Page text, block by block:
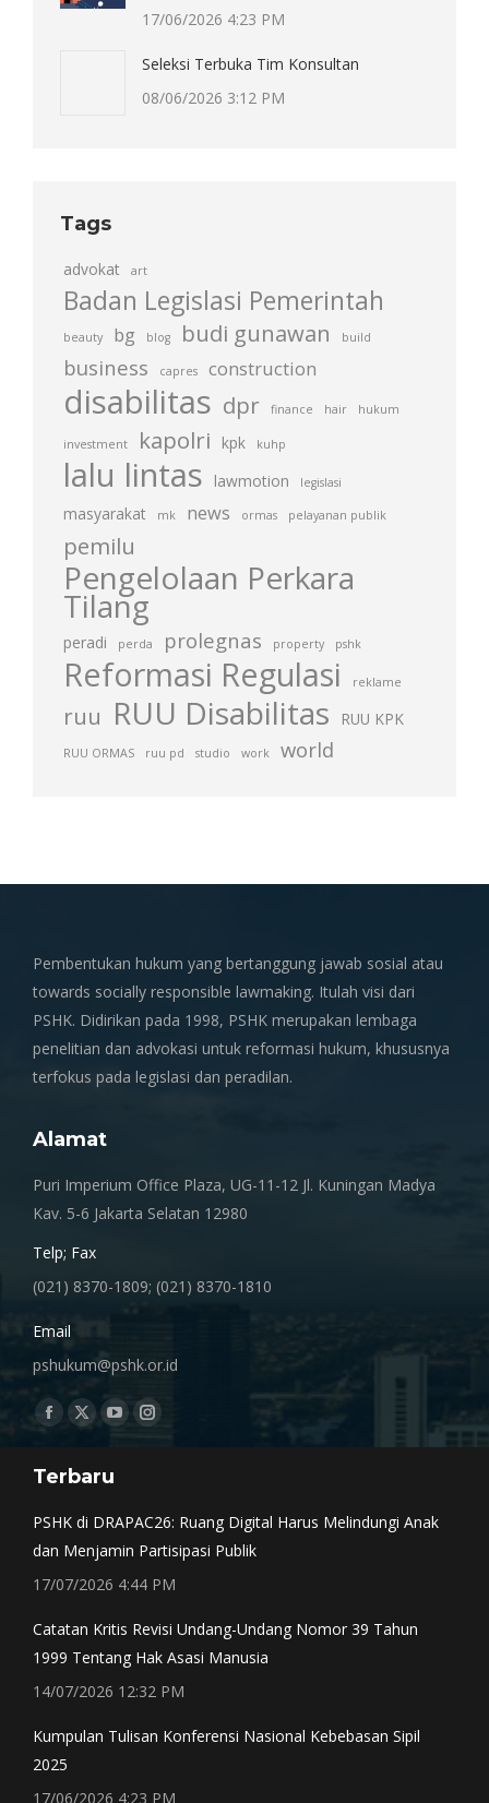
17/06/2026 4:23 PM
Seleksi Terbuka Tim Konsultan
08/06/2026 3:12 PM
Tags
advokat art
Badan Legislasi Pemerintah
beauty bg blog budi gunawan build
business capres construction
disabilitas dpr finance hair hukum
investment kapolri kpk kuhp
lalu lintas lawmotion legislasi
masyarakat mk news ormas pelayanan publik
pemilu
Pengelolaan Perkara
Tilang
peradi perda prolegnas property pshk
Reformasi Regulasi reklame
ruu RUU Disabilitas RUU KPK
RUU ORMAS ruu pd studio work world
Pembentukan hukum yang bertanggung jawab sosial atau
towards socially responsible lawmaking. Itulah visi dari
PSHK. Didirikan pada 1998, PSHK merupakan lembaga
penelitian dan advokasi untuk reformasi hukum, khususnya
terfokus pada legislasi dan peradilan.
Alamat
Puri Imperium Office Plaza, UG-11-12 Jl. Kuningan Madya
Kav. 5-6 Jakarta Selatan 12980
Telp; Fax
(021) 8370-1809; (021) 8370-1810
Email
pshukum@pshk.or.id
Find us on:
Facebook
opens
window
X
opens
window
YouTube
opens
Instagram
window
Terbaru
PSHK di DRAPAC26: Ruang Digital Harus Melindungi Anak
dan Menjamin Partisipasi Publik
17/07/2026 4:44 PM
Catatan Kritis Revisi Undang-Undang Nomor 39 Tahun
1999 Tentang Hak Asasi Manusia
14/07/2026 12:32 PM
Kumpulan Tulisan Konferensi Nasional Kebebasan Sipil
2025
17/06/2026 4:23 PM